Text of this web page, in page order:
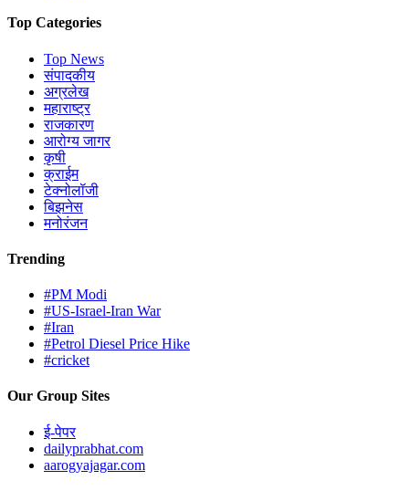
Top Categories
Top News
संपादकीय
अग्रलेख
महाराष्ट्र
राजकारण
आरोग्य जागर
कृषी
क्राईम
टेक्नोलॉजी
बिझनेस
मनोरंजन
Trending
#PM Modi
#US-Israel-Iran War
#Iran
#Petrol Diesel Price Hike
#cricket
Our Group Sites
ई-पेपर
dailyprabhat.com
aarogyajagar.com